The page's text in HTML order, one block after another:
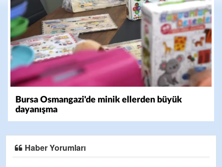
Bursa Osmangazi'de minik ellerden büyük
dayanışma
Haber Yorumları